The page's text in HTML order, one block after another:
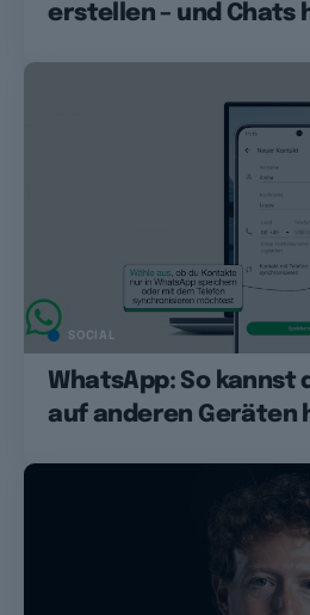
erstellen – und Chats
SOCIAL
WhatsApp: So kannst
auf anderen Geräten